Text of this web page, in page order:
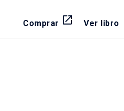
Comprar launch Ver libro